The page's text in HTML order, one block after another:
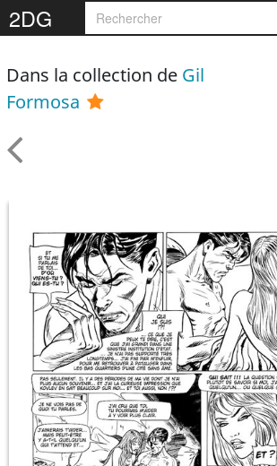
2DG
S'inscrire
Dans la collection de Gil
Formosa